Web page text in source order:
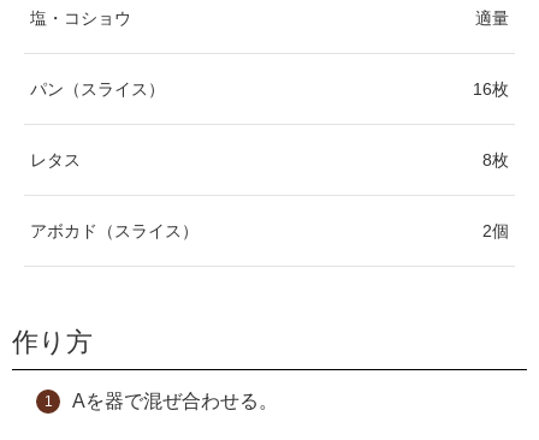
塩・コショウ 適量
パン（スライス） 16枚
レタス 8枚
アボカド（スライス） 2個
作り方
Aを器で混ぜ合わせる。